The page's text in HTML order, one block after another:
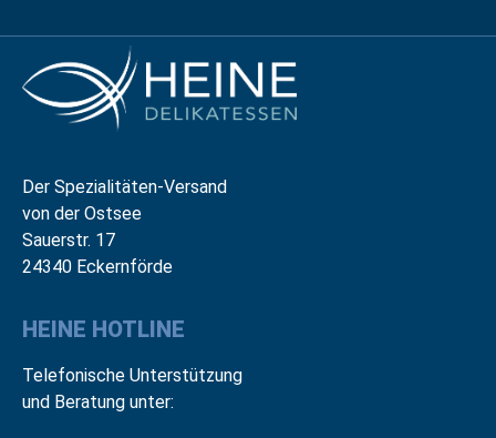
Der Spezialitäten-Versand
von der Ostsee
Sauerstr. 17
24340 Eckernförde
HEINE HOTLINE
Telefonische Unterstützung
und Beratung unter: